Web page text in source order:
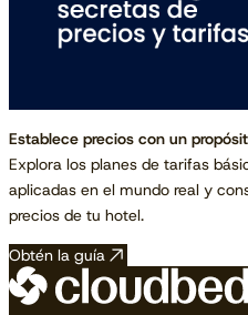
Establece precios con un
Explora los planes de tarifas
aplicadas en el mundo real y
precios de tu hotel.
Obtén la guía